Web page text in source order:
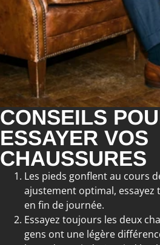
CONSEILS
ESSAYER VOS
CHAUSSURES
Les pieds gonflent au cours
ajustement optimal, essayez
en fin de journée.
Essayez toujours les deux
gens ont une légère